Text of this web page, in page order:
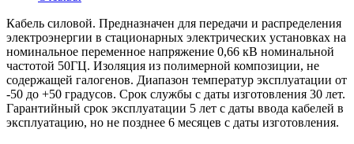
Кабель силовой. Предназначен для передачи и распределения
электроэнергии в стационарных электрических установках на
номинальное переменное напряжение 0,66 кВ номинальной
частотой 50ГЦ. Изоляция из полимерной композиции, не
содержащей галогенов. Диапазон температур эксплуатации от
-50 до +50 градусов. Срок службы с даты изготовления 30 лет.
Гарантийный срок эксплуатации 5 лет с даты ввода кабелей в
эксплуатацию, но не позднее 6 месяцев с даты изготовления.